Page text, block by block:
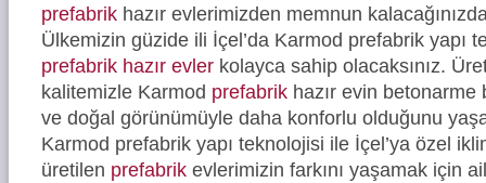
prefabrik hazır evlerimizden memnun
Ülkemizin güzide ili İçel’da Karmod prefabrik yapı
prefabrik hazır evler kolayca sahip olacaksınız.
kalitemizle Karmod prefabrik hazır evin
ve doğal görünümüyle daha konforlu olduğunu
Karmod prefabrik yapı teknolojisi ile İçel’ya özel
üretilen prefabrik evlerimizin farkını yaşamak için